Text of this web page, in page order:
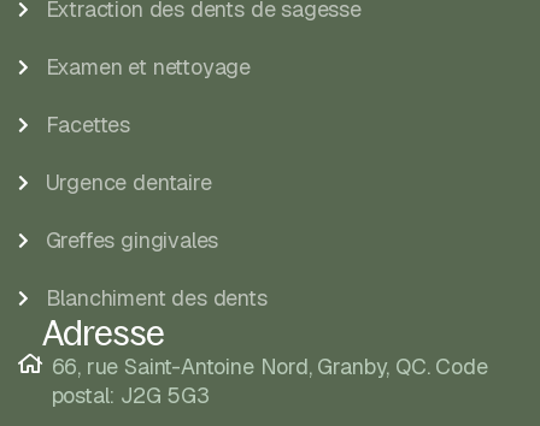
Extraction des dents de sagesse
Examen et nettoyage
Facettes
Urgence dentaire
Greffes gingivales
Blanchiment des dents
Adresse
66, rue Saint-Antoine Nord, Granby, QC. Code
postal: J2G 5G3